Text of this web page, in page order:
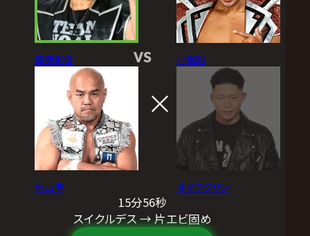
齋藤彰俊
秋山準
VS 小島聡
オオワダサン
15分56秒
スイクルデス → 片エビ固め